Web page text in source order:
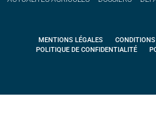
MENTIONS LÉGALES
POLITIQUE DE CONFIDENTIALITÉ